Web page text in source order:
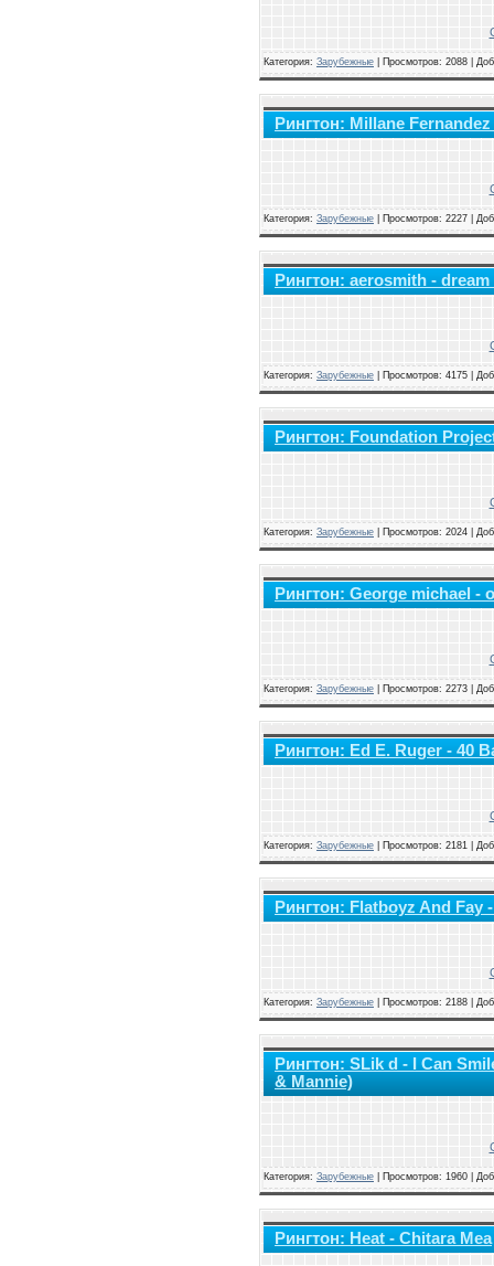
Категория: Зарубежные Просмотров: 2088 |
Рингтон: Millane
Категория: Зарубежные Просмотров: 2227 |
Рингтон: aerosmith -
Категория: Зарубежные Просмотров: 4175 |
Рингтон: Foundation
Категория: Зарубежные Просмотров: 2024 |
Рингтон: George michael -
Категория: Зарубежные Просмотров: 2273 |
Рингтон: Ed E. Ruger - 40
Категория: Зарубежные Просмотров: 2181 |
Рингтон: Flatboyz And Fay
Категория: Зарубежные Просмотров: 2188 |
Рингтон: SLik d - I Can
& Mannie)
Категория: Зарубежные Просмотров: 1960 |
Рингтон: Heat - Chitara Mea